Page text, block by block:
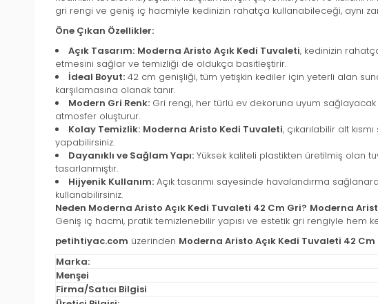
gri rengi ve geniş iç hacmiyle kedinizin rahatça kullanabileceği, aynı
Öne Çıkan Özellikler:
Açık Tasarım: Moderna Aristo Açık Kedi Tuvaleti, kedinizin
etmesini sağlar ve temizliği de oldukça basitleştirir.
İdeal Boyut: 42 cm genişliği, tüm yetişkin kediler için yeterli alan
karşılamasına olanak tanır.
Modern Gri Renk: Gri rengi, her türlü ev dekoruna uyum
atmosfer oluşturur.
Kolay Temizlik: Moderna Aristo Kedi Tuvaleti, çıkarılabilir alt
yapabilirsiniz.
Dayanıklı ve Sağlam Yapı: Yüksek kaliteli plastikten üretilmiş olan
tasarlanmıştır.
Hijyenik Kullanım: Açık tasarımı sayesinde havalandırma
kullanabilirsiniz.
Neden Moderna Aristo Açık Kedi Tuvaleti 42 Cm Gri? Moderna
Geniş iç hacmi, pratik temizlenebilir yapısı ve estetik gri rengiyle hem
petihtiyac.com üzerinden Moderna Aristo Açık Kedi Tuvaleti 42 Cm
Marka:
Menşei
Firma/Satıcı Bilgisi